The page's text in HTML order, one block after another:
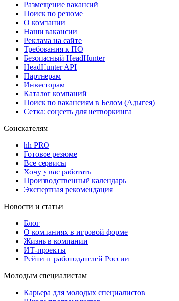
Размещение вакансий
Поиск по резюме
О компании
Наши вакансии
Реклама на сайте
Требования к ПО
Безопасный HeadHunter
HeadHunter API
Партнерам
Инвесторам
Каталог компаний
Поиск по вакансиям в Белом (Адыгея)
Сетка: соцсеть для нетворкинга
Соискателям
hh PRO
Готовое резюме
Все сервисы
Хочу у вас работать
Производственный календарь
Экспертная рекомендация
Новости и статьи
Блог
О компаниях в игровой форме
Жизнь в компании
ИТ-проекты
Рейтинг работодателей России
Молодым специалистам
Карьера для молодых специалистов